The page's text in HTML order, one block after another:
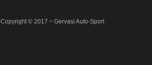
Copyright © 2017 − Gervasi Auto-Sport